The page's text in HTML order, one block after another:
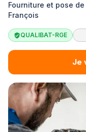
Fourniture et pose
François
QUALIBAT-RGE
Je